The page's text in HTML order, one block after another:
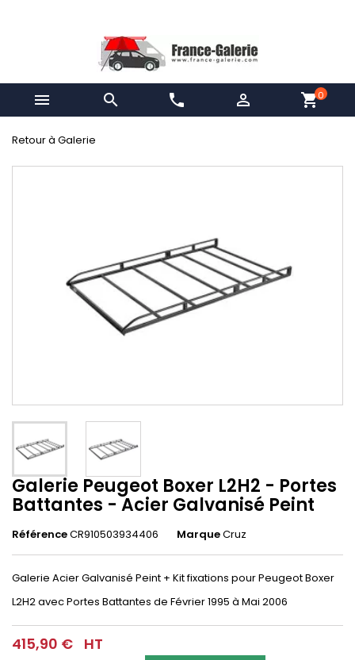
  phone  shopping_cart0
Retour à Galerie
Galerie Peugeot Boxer L2H2 - Portes
Battantes - Acier Galvanisé Peint
RéférenceCR910503934406 MarqueCruz
Galerie Acier Galvanisé Peint + Kit fixations pour Peugeot Boxer
L2H2 avec Portes Battantes de Février 1995 à Mai 2006
415,90 € HT